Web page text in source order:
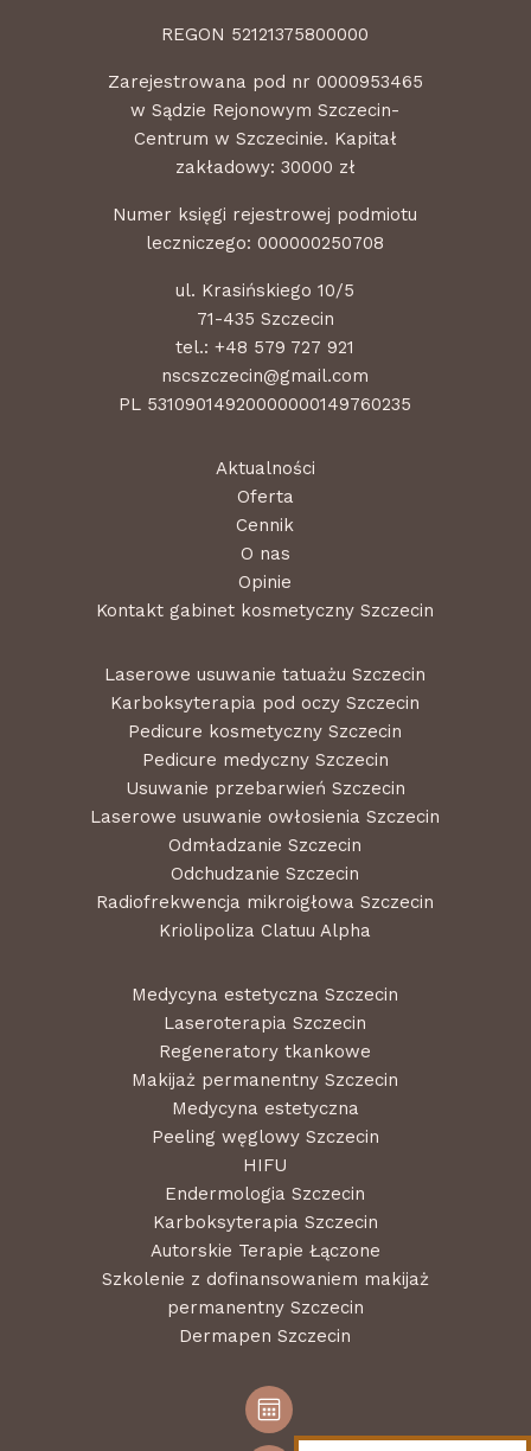
REGON 52121375800000
Zarejestrowana pod nr 0000953465
w Sądzie Rejonowym Szczecin-
Centrum w Szczecinie. Kapitał
zakładowy: 30000 zł
Numer księgi rejestrowej podmiotu
leczniczego: 000000250708
ul. Krasińskiego 10/5
71-435 Szczecin
tel.:+48 579 727 921
nscszczecin@gmail.com
PL 53109014920000000149760235
Aktualności
Oferta
Cennik
O nas
Opinie
Kontakt gabinet kosmetyczny Szczecin
Laserowe usuwanie tatuażu Szczecin
Karboksyterapia pod oczy Szczecin
Pedicure kosmetyczny Szczecin
Pedicure medyczny Szczecin
Usuwanie przebarwień Szczecin
Laserowe usuwanie owłosienia Szczecin
Odmładzanie Szczecin
Odchudzanie Szczecin
Radiofrekwencja mikroigłowa Szczecin
Kriolipoliza Clatuu Alpha
Medycyna estetyczna Szczecin
Laseroterapia Szczecin
Regeneratory tkankowe
Makijaż permanentny Szczecin
Medycyna estetyczna
Peeling węglowy Szczecin
HIFU
Endermologia Szczecin
Karboksyterapia Szczecin
Autorskie Terapie Łączone
Szkolenie z dofinansowaniem makijaż
permanentny Szczecin
Dermapen Szczecin